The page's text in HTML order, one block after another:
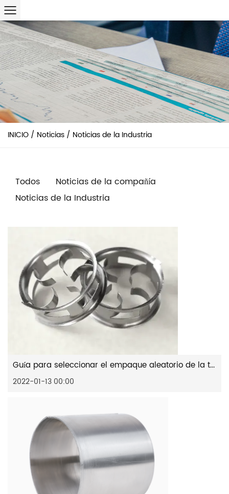
INICIO / Noticias / Noticias de la Industria
Todos
Noticias de la compañía
Noticias de la Industria
Guía para seleccionar el empaque aleatorio de la torre: minianillo de cascada de metal (CMR)
2022-01-13 00:00